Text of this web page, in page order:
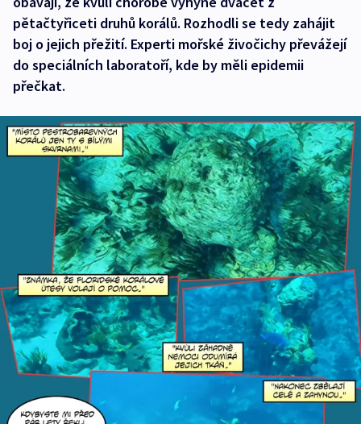
pětačtyřiceti druhů korálů. Rozhodli se tedy zahájit
boj o jejich přežití. Experti mořské živočichy převážejí
do speciálních laboratoří, kde by měli epidemii
přečkat.